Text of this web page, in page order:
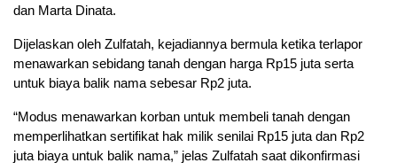
dan Marta Dinata.
Dijelaskan oleh Zulfatah, kejadiannya bermula ketika terlapor
menawarkan sebidang tanah dengan harga Rp15 juta serta
untuk biaya balik nama sebesar Rp2 juta.
“Modus menawarkan korban untuk membeli tanah dengan
memperlihatkan sertifikat hak milik senilai Rp15 juta dan Rp2
juta biaya untuk balik nama,” jelas Zulfatah saat dikonfirmasi